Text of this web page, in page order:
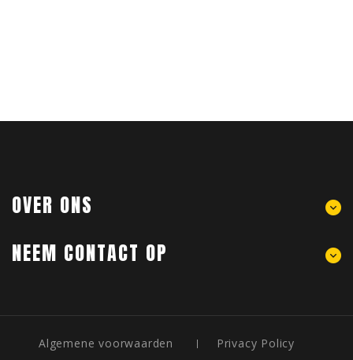
OVER ONS
NEEM CONTACT OP
Algemene voorwaarden
Privacy Policy